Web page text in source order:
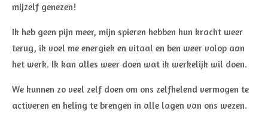
mijzelf genezen!
Ik heb geen pijn meer, mijn spieren hebben hun kracht weer
terug, ik voel me energiek en vitaal en ben weer volop aan
het werk. Ik kan alles weer doen wat ik werkelijk wil doen.
We kunnen zo veel zelf doen om ons zelfhelend vermogen te
activeren en heling te brengen in alle lagen van ons wezen.